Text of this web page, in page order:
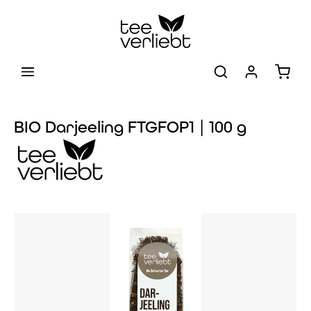
BIO Darjeeling FTGFOP1 | 100 g